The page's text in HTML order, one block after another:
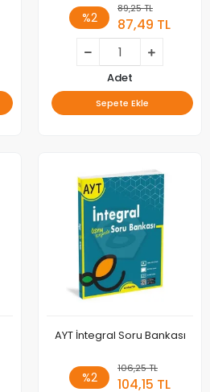
%2
89,25 TL
87,49 TL
Adet
Sepete Ekle
AYT İntegral Soru Bankası
%2
106,25 TL
104,15 TL